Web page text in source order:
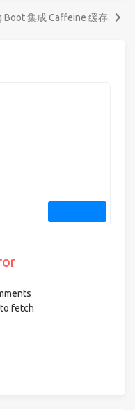
Boot 集成 Caffeine 缓存
fetch